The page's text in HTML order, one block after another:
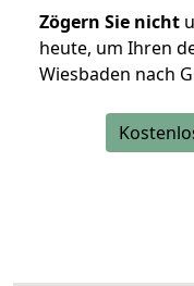
Zögern Sie nicht
heute, um Ihren
Wiesbaden nach